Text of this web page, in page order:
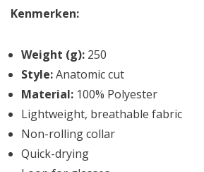
Kenmerken:
Weight (g): 250
Style:Anatomic cut
Material: 100% Polyester
Lightweight, breathable fabric
Non-rolling collar
Quick-drying